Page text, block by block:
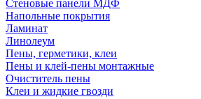
Стеновые панели МДФ
Напольные покрытия
Ламинат
Линолеум
Пены, герметики, клеи
Пены и клей-пены монтажные
Очиститель пены
Клеи и жидкие гвозди